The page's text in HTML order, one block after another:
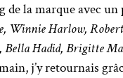
la marque avec un
Winnie Harlow,
Hadid, Brigitte
j’y retournais